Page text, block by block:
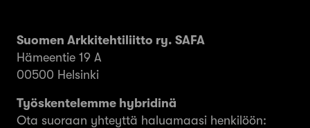
Suomen Arkkitehtiliitto ry. SAFA
Hämeentie 19 A
00500 Helsinki
Työskentelemme hybridinä
Ota suoraan yhteyttä haluamaasi henkilöön: